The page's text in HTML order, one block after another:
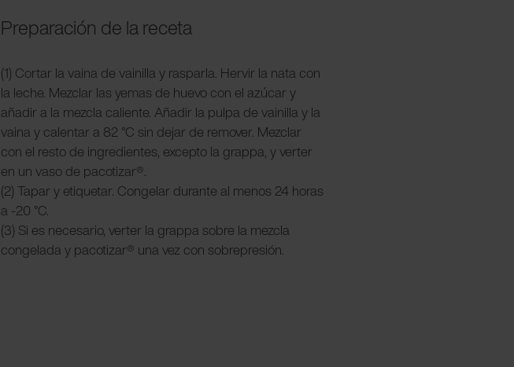
Preparación de la receta
(1) Cortar la vaina de vainilla y rasparla. Hervir la nata con
la leche. Mezclar las yemas de huevo con el azúcar y
añadir a la mezcla caliente. Añadir la pulpa de vainilla y la
vaina y calentar a 82 °C sin dejar de remover. Mezclar
con el resto de ingredientes, excepto la grappa, y verter
en un vaso de pacotizar®.
(2) Tapar y etiquetar. Congelar durante al menos 24 horas
a -20 °C.
(3) Si es necesario, verter la grappa sobre la mezcla
congelada y pacotizar® una vez con sobrepresión.